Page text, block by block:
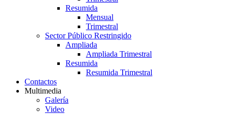
Resumida
Mensual
Trimestral
Sector Público Restringido
Ampliada
Ampliada Trimestral
Resumida
Resumida Trimestral
Contactos
Multimedia
Galería
Video